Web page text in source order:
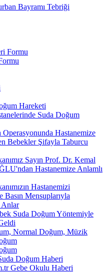
Bayramı Tebriği
Formu
Hareketi
Suda Doğum
Operasyonunda Hastanemize
Bebekler Şifayla Taburcu
Sayın Prof. Dr. Kemal
Hastanemize Anlamlı
Hastanemizi
Basın Mensuplarıyla
Anlar
Suda Doğum Yöntemiyle
Normal Doğum, Müzik
Doğum Haberi
Gebe Okulu Haberi